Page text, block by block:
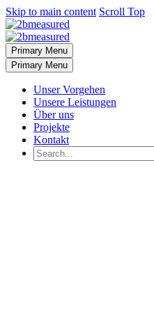
Skip to main content Scroll Top
Primary Menu
Primary Menu
Unser Vorgehen
Unsere Leistungen
Über uns
Projekte
Kontakt